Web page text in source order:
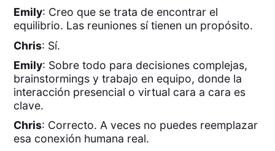
Emily: Creo que se trata de encontrar el
equilibrio. Las reuniones sí tienen un propósito.
Chris: Sí.
Emily: Sobre todo para decisiones complejas,
brainstormings y trabajo en equipo, donde la
interacción presencial o virtual cara a cara es
clave.
Chris: Correcto. A veces no puedes reemplazar
esa conexión humana real.